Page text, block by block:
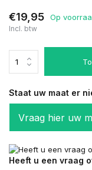
€19,95 Op
Incl. btw
Staat uw maat er
Vraag hier uw
Heeft u een vraag